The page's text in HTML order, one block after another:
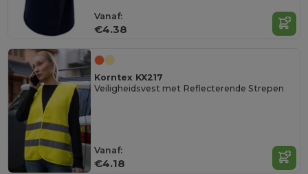
Vanaf:
€4.38
Korntex KX217
Veiligheidsvest met Reflecterende Strepen
Vanaf:
€4.18